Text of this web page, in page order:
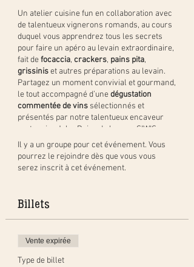
Un atelier cuisine fun en collaboration avec
de talentueux vignerons romands, au cours
duquel vous apprendrez tous les secrets
pour faire un apéro au levain extraordinaire,
fait defocaccia, crackers, pains pita,
grissiniset autres préparations au levain.
Partagez un moment convivial et gourmand,
le tout accompagné d’unedégustation
commentée de vins sélectionnés et
présentés par notre talentueux encaveur
partenaire John Daize de la cave SIWIS
Wine.
Vous serez d'abord accueillis avec un verre
Bread qui vous apprendra toutes les
techniques pour préparer Grissini, Foccacia,
Crackers, Pain Pita tout au levain ainsi que
de délicieuses Tartinades.
Pendant que les apéros cuisent, John et
Il y a un groupe pour cet événement. Vous
pourrez le rejoindre dès que vous vous
serez inscrit à cet événement.
Billets
Vente expirée
Type de billet